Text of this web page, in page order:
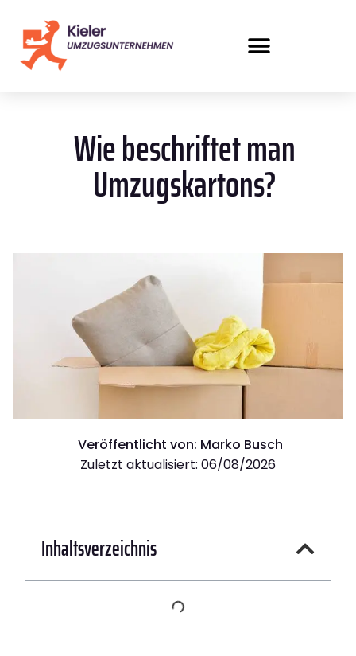
Wie beschriftet man
Umzugskartons?
Veröffentlicht von: Marko Busch
Zuletzt aktualisiert: 06/08/2026
Inhaltsverzeichnis